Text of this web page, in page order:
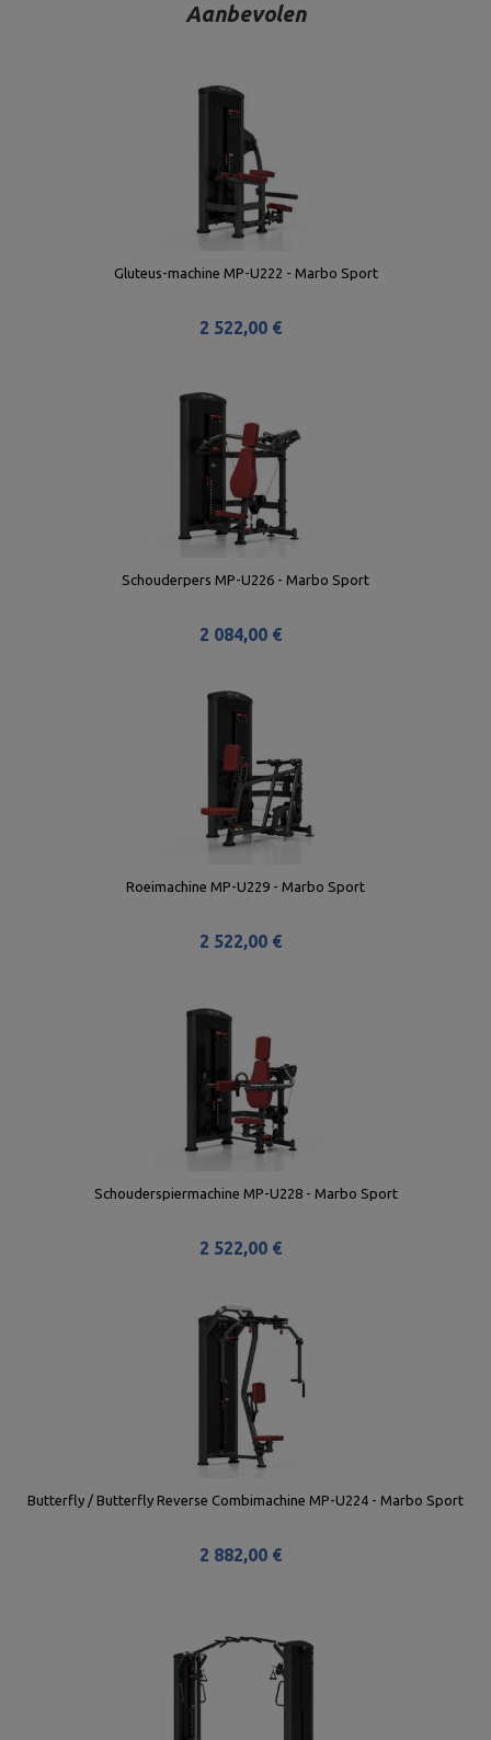
Aanbevolen
Gluteus-machine MP-U222 - Marbo Sport
2 522,00 €
Schouderpers MP-U226 - Marbo Sport
2 084,00 €
Roeimachine MP-U229 - Marbo Sport
2 522,00 €
Schouderspiermachine MP-U228 - Marbo Sport
2 522,00 €
Butterfly / Butterfly Reverse Combimachine MP-U224 - Marbo Sport
2 882,00 €